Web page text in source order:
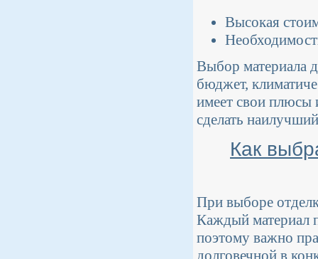
Высокая
Выбор материала
бюджет,
имеет свои плюсы
сделать
Как
При выборе
Каждый материал
поэтому важно